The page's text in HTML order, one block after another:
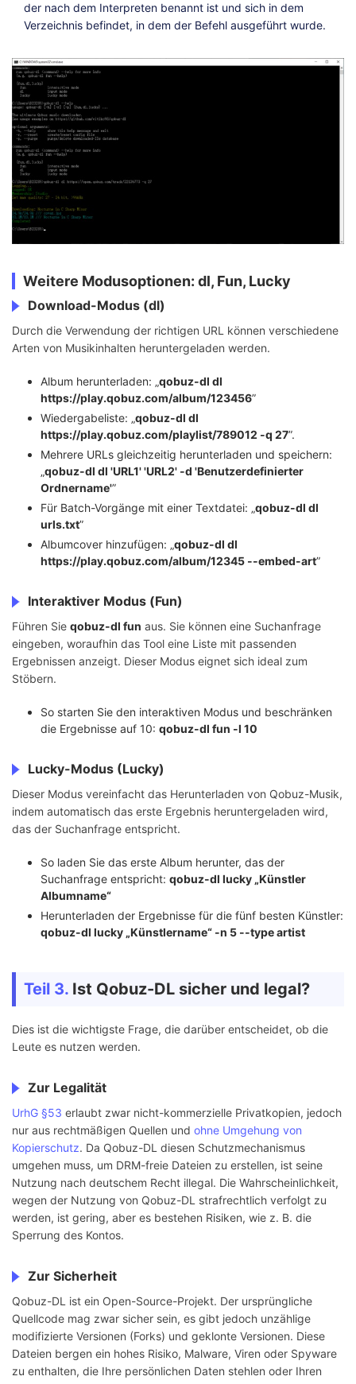
der nach dem Interpreten benannt ist und sich in dem
Verzeichnis befindet, in dem der Befehl ausgeführt wurde.
Weitere Modusoptionen: dl, Fun, Lucky
Download-Modus (dl)
Durch die Verwendung der richtigen URL können verschiedene
Arten von Musikinhalten heruntergeladen werden.
Album herunterladen: „qobuz-dl dl
https://play.qobuz.com/album/123456”
Wiedergabeliste: „qobuz-dl dl
https://play.qobuz.com/playlist/789012 -q 27”.
Mehrere URLs gleichzeitig herunterladen und speichern:
„qobuz-dl dl 'URL1' 'URL2' -d 'Benutzerdefinierter
Ordnername'”
Für Batch-Vorgänge mit einer Textdatei: „qobuz-dl dl
urls.txt”
Albumcover hinzufügen: „qobuz-dl dl
https://play.qobuz.com/album/12345 --embed-art”
Interaktiver Modus (Fun)
Führen Sie qobuz-dl fun aus. Sie können eine Suchanfrage
eingeben, woraufhin das Tool eine Liste mit passenden
Ergebnissen anzeigt. Dieser Modus eignet sich ideal zum
Stöbern.
So starten Sie den interaktiven Modus und beschränken
die Ergebnisse auf 10: qobuz-dl fun -l 10
Lucky-Modus (Lucky)
Dieser Modus vereinfacht das Herunterladen von Qobuz-Musik,
indem automatisch das erste Ergebnis heruntergeladen wird,
das der Suchanfrage entspricht.
So laden Sie das erste Album herunter, das der
Suchanfrage entspricht: qobuz-dl lucky „Künstler
Albumname“
Herunterladen der Ergebnisse für die fünf besten Künstler:
qobuz-dl lucky „Künstlername“ -n 5 --type artist
Teil 3. Ist Qobuz-DL sicher und legal?
Dies ist die wichtigste Frage, die darüber entscheidet, ob die
Leute es nutzen werden.
Zur Legalität
UrhG §53 erlaubt zwar nicht-kommerzielle Privatkopien, jedoch
nur aus rechtmäßigen Quellen und ohne Umgehung von
Kopierschutz. Da Qobuz-DL diesen Schutzmechanismus
umgehen muss, um DRM-freie Dateien zu erstellen, ist seine
Nutzung nach deutschem Recht illegal. Die Wahrscheinlichkeit,
wegen der Nutzung von Qobuz-DL strafrechtlich verfolgt zu
werden, ist gering, aber es bestehen Risiken, wie z. B. die
Sperrung des Kontos.
Zur Sicherheit
Qobuz-DL ist ein Open-Source-Projekt. Der ursprüngliche
Quellcode mag zwar sicher sein, es gibt jedoch unzählige
modifizierte Versionen (Forks) und geklonte Versionen. Diese
Dateien bergen ein hohes Risiko, Malware, Viren oder Spyware
zu enthalten, die Ihre persönlichen Daten stehlen oder Ihren